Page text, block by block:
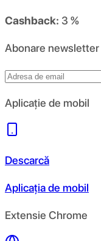
Cashback: 3 %
Abonare newsletter
Aplicație de mobil
Descarcă
Aplicația de mobil
Extensie Chrome